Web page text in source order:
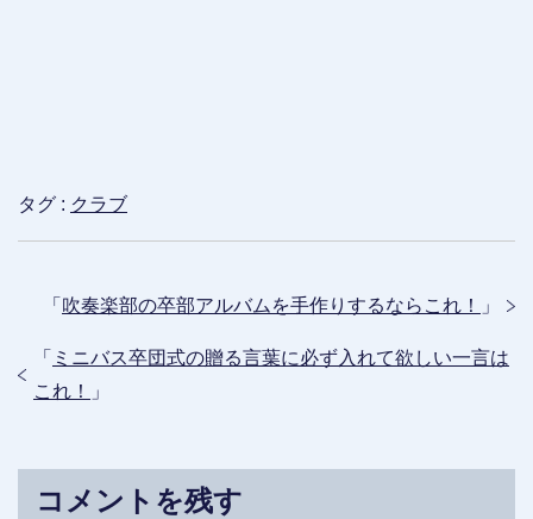
タグ : クラブ
「 吹奏楽部の卒部アルバムを手作りするならこれ！ 」
「 ミニバス卒団式の贈る言葉に必ず入れて欲しい一言は
これ！
」
コメントを残す